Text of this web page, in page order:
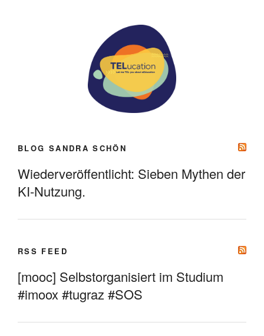
BLOG SANDRA SCHÖN
Wiederveröffentlicht: Sieben Mythen der
KI-Nutzung.
RSS FEED
[mooc] Selbstorganisiert im Studium
#imoox #tugraz #SOS